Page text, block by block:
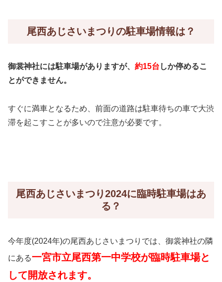
尾西あじさいまつりの駐車場情報は？
御裳神社には駐車場がありますが、 約15台 しか停めるこ
とができません。
すぐに満車となるため、前面の道路は駐車待ちの車で大渋
滞を起こすことが多いので注意が必要です。
尾西あじさいまつり2024に臨時駐車場はあ
る？
今年度(2024年)の尾西あじさいまつりでは、御裳神社の隣
にある一宮市立尾西第一中学校が臨時駐車場と
して開放されます。